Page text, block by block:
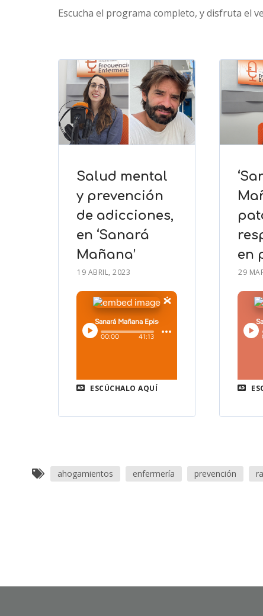
Escucha el programa completo, y disfruta el
Salud mental
y prevención
de adicciones,
en ‘Sanará
Mañana’
19 ABRIL, 2023
ESCÚCHALO AQUÍ
en
29
ahogamientos enfermería prevención